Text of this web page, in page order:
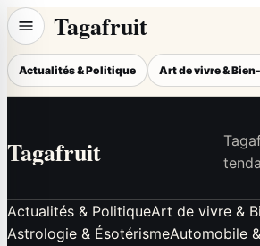
Tagafruit
Actualités & Politique Art de vivre &
Tagafruit
Actualités & PolitiqueArt de vivre &
Astrologie & ÉsotérismeAutomobile